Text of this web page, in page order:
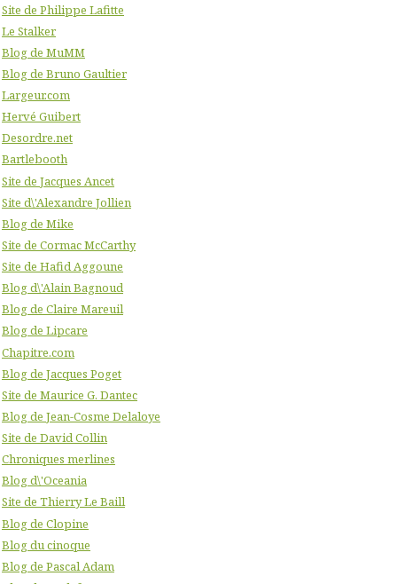
Site de Philippe Lafitte
Le Stalker
Blog de MuMM
Blog de Bruno Gaultier
Largeur.com
Hervé Guibert
Desordre.net
Bartlebooth
Site de Jacques Ancet
Site d\'Alexandre Jollien
Blog de Mike
Site de Cormac McCarthy
Site de Hafid Aggoune
Blog d\'Alain Bagnoud
Blog de Claire Mareuil
Blog de Lipcare
Chapitre.com
Blog de Jacques Poget
Site de Maurice G. Dantec
Blog de Jean-Cosme Delaloye
Site de David Collin
Chroniques merlines
Blog d\'Oceania
Site de Thierry Le Baill
Blog de Clopine
Blog du cinoque
Blog de Pascal Adam